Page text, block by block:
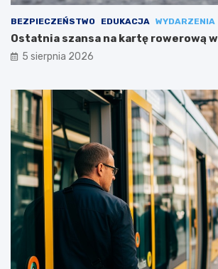
BEZPIECZEŃSTWO EDUKACJA WYDARZENIA
Ostatnia szansa na kartę rowerową
5 sierpnia 2026